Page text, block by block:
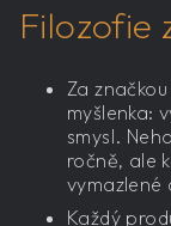
Filozofie
Za
myšlenka:
smysl.
ročně, ale
vymazlené
Každý